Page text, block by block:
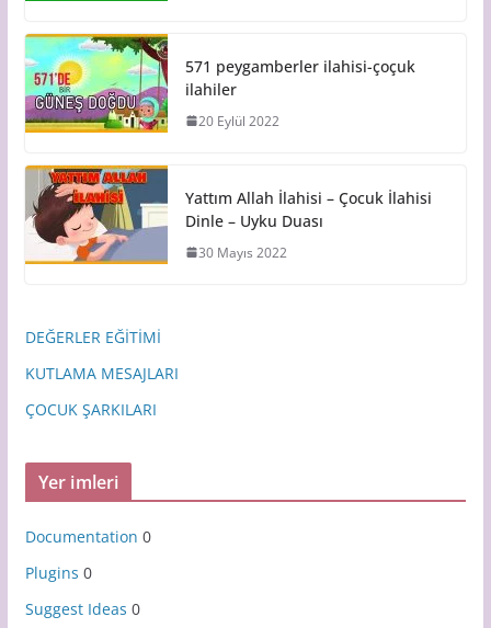
571 peygamberler ilahisi-çoçuk
ilahiler
20 Eylül 2022
Yattım Allah İlahisi – Çocuk İlahisi
Dinle – Uyku Duası
30 Mayıs 2022
DEĞERLER EĞİTİMİ
KUTLAMA MESAJLARI
ÇOCUK ŞARKILARI
Yer imleri
Documentation 0
Plugins 0
Suggest Ideas 0